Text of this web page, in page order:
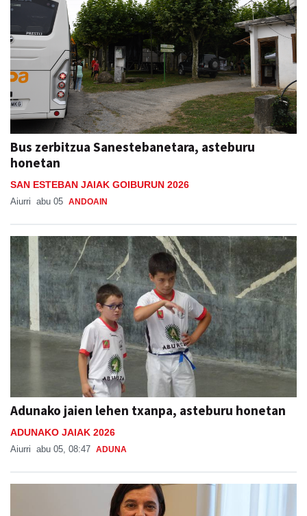
Bus zerbitzua Sanestebanetara, asteburu
honetan
SAN ESTEBAN JAIAK GOIBURUN 2026
Aiurri abu 05 ANDOAIN
Adunako jaien lehen txanpa, asteburu honetan
ADUNAKO JAIAK 2026
Aiurri abu 05, 08:47 ADUNA